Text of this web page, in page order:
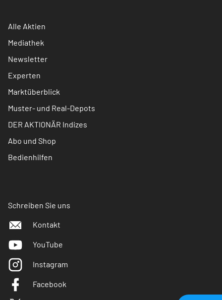
Alle Aktien
Mediathek
Newsletter
Experten
Marktüberblick
Muster- und Real-Depots
DER AKTIONÄR Indizes
Abo und Shop
Bedienhilfen
Schreiben Sie uns
Kontakt
YouTube
Instagram
Facebook